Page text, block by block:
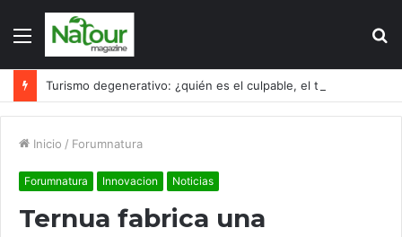
Menú
Inicio / Forumnatura
Forumnatura Innovacion Noticias
Ternua fabrica una